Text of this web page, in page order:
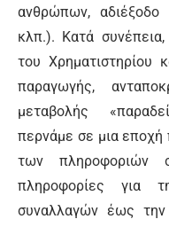
ανθρώπων, αδιέξοδο
κλπ.). Κατά
του Χρηματιστηρίου
παραγωγής,
μεταβολής
περνάμε σε μια
των πληροφοριών
πληροφορίες για
συναλλαγών έως την